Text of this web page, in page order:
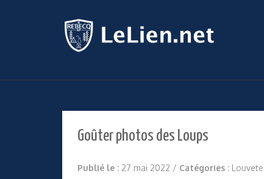
Goûter photos des Loups
Publié le : 27 mai 2022 / Catégories :